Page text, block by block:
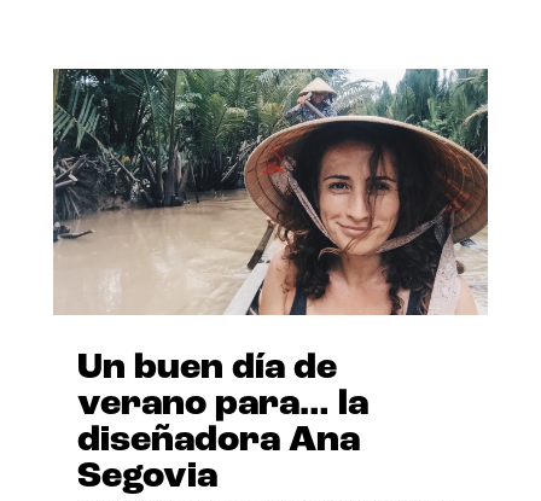
Un buen día de
verano para… la
diseñadora Ana
Segovia